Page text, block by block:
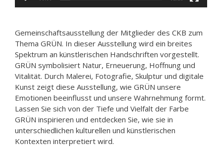
Gemeinschaftsausstellung der Mitglieder des CKB zum
Thema GRÜN. In dieser Ausstellung wird ein breites
Spektrum an künstlerischen Handschriften vorgestellt.
GRÜN symbolisiert Natur, Erneuerung, Hoffnung und
Vitalität. Durch Malerei, Fotografie, Skulptur und digitale
Kunst zeigt diese Ausstellung, wie GRÜN unsere
Emotionen beeinflusst und unsere Wahrnehmung formt.
Lassen Sie sich von der Tiefe und Vielfalt der Farbe
GRÜN inspirieren und entdecken Sie, wie sie in
unterschiedlichen kulturellen und künstlerischen
Kontexten interpretiert wird.